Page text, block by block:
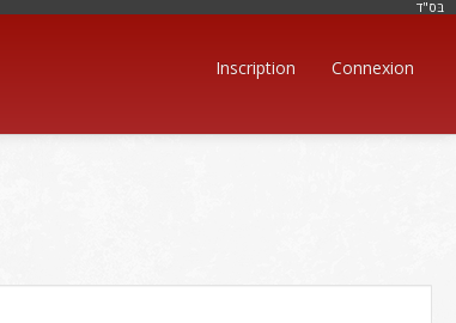
בּס"ד
Inscription Connexion